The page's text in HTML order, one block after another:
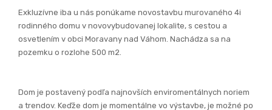
dohode zmeniť farby fasády, obkladu, okien, vonkajších
žalúzií…..
Ekonomická trieda A0 – nízke náklady na energie.
bývanie v tejto dobe minimálne.